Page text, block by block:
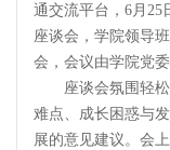
通交流平台，6月25
座谈会，学院领导
会，会议由学院党
座谈会氛围轻
难点、成长困惑与
展的意见建议。会